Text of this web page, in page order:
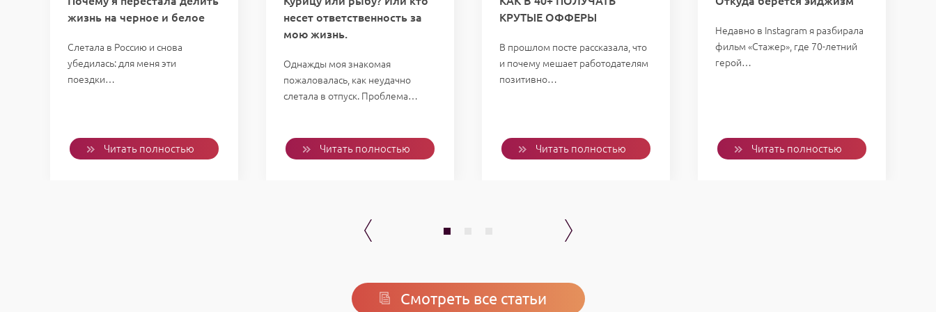
жизнь на черное и белое
Слетала в Россию и снова
убедилась: для меня эти
поездки…
Читать полностью
несет ответственность за
мою жизнь.
Однажды моя знакомая
пожаловалась, как неудачно
слетала в отпуск. Проблема…
Читать полностью
КРУТЫЕ ОФФЕРЫ
В прошлом посте рассказала, что
и почему мешает работодателям
позитивно…
Читать полностью
Недавно в Instagram я разбирала
фильм «Стажер», где 70-летний
герой…
Читать полностью
Смотреть все статьи